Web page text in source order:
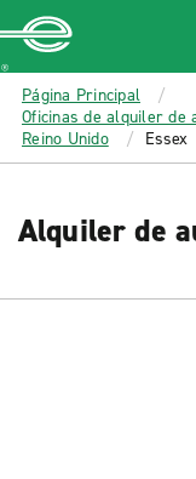
MAIN
CONTENT
Enterprise
Página Principal
Oficinas de alquiler de
Reino Unido
Essex
Alquiler de